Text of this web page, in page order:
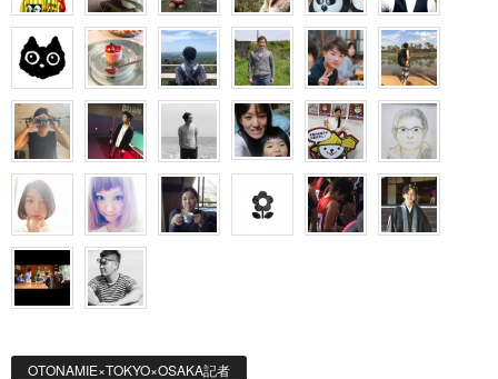
OTONAMIE×TOKYO×OSAKA記者